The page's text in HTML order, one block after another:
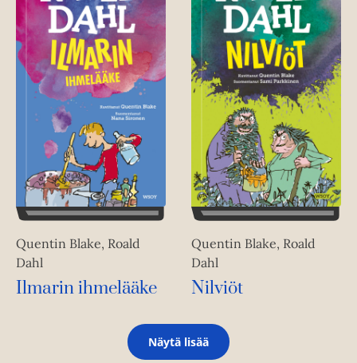
Quentin Blake, Roald
Dahl
Ilmarin ihmelääke
Quentin Blake, Roald
Dahl
Nilviöt
Näytä lisää